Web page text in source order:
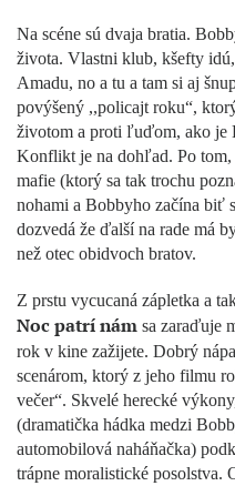
Na scéne sú dvaja bratia.
života. Vlastni klub, kšefty
Amadu, no a tu a tam si aj
povýšený ,,policajt roku“,
životom a proti ľuďom, ako je
Konflikt je na dohľad. Po tom,
mafie (ktorý sa tak trochu
nohami a Bobbyho začína biť
dozvedá že ďalší na rade má
než otec obidvoch bratov.
Z prstu vycucaná zápletka a
Noc patrí nám sa zaraďuje
rok v kine zažijete. Dobrý
scenárom, ktorý z jeho filmu
večer“. Skvelé herecké
(dramatička hádka medzi
automobilová naháňačka)
trápne moralistické posolstva.